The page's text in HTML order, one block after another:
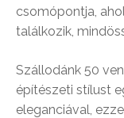
csomópontja,
találkozik,
Szállodánk 50
építészeti stílust
eleganciával,